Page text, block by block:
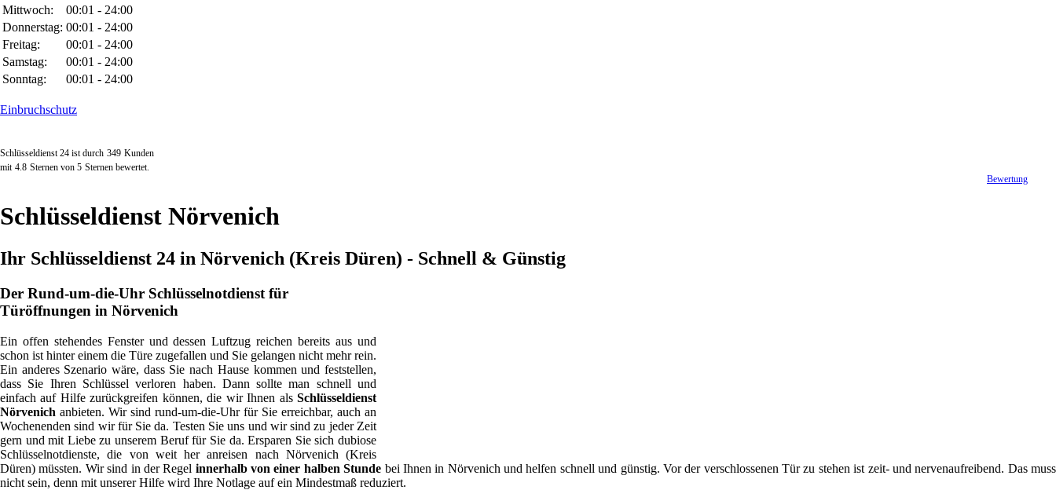
Mittwoch:
00:01 - 24:00
Donnerstag: 00:01 - 24:00
Freitag:
00:01 - 24:00
Samstag:
00:01 - 24:00
Sonntag:
00:01 - 24:00
Einbruchschutz
Schlüsseldienst 24 ist durch 349 Kunden
mit 4.8 Sternen von 5 Sternen bewertet.
Bewertung
Schlüsseldienst Nörvenich
Ihr Schlüsseldienst 24 in Nörvenich (Kreis Düren) - Schnell & Günstig
Der Rund-um-die-Uhr Schlüsselnotdienst für
Türöffnungen in Nörvenich
Ein offen stehendes Fenster und dessen Luftzug reichen bereits aus und
schon ist hinter einem die Türe zugefallen und Sie gelangen nicht mehr rein.
Ein anderes Szenario wäre, dass Sie nach Hause kommen und feststellen,
dass Sie Ihren Schlüssel verloren haben. Dann sollte man schnell und
einfach auf Hilfe zurückgreifen können, die wir Ihnen als Schlüsseldienst
Nörvenich anbieten. Wir sind rund-um-die-Uhr für Sie erreichbar, auch an
Wochenenden sind wir für Sie da. Testen Sie uns und wir sind zu jeder Zeit
gern und mit Liebe zu unserem Beruf für Sie da. Ersparen Sie sich dubiose
Schlüsselnotdienste, die von weit her anreisen nach Nörvenich (Kreis
Düren) müssten. Wir sind in der Regel innerhalb von einer halben Stunde bei Ihnen in Nörvenich und helfen schnell und günstig. Vor der verschlossenen Tür zu stehen ist zeit- und nervenaufreibend. Das muss
nicht sein, denn mit unserer Hilfe wird Ihre Notlage auf ein Mindestmaß reduziert.